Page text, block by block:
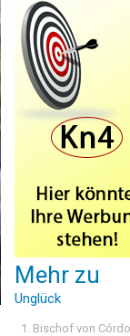
Mehr zu
Unglück
Bischof von